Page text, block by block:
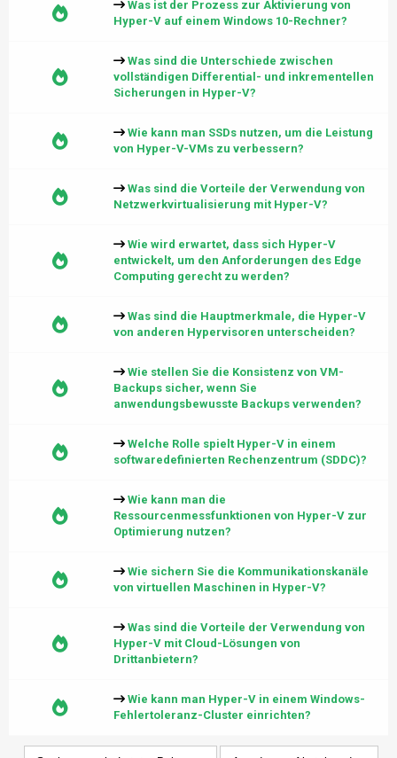
Was ist der Prozess zur Aktivierung von
Hyper-V auf einem Windows 10-Rechner?
Was sind die Unterschiede zwischen
vollständigen Differential- und inkrementellen
Sicherungen in Hyper-V?
Wie kann man SSDs nutzen, um die Leistung
von Hyper-V-VMs zu verbessern?
Was sind die Vorteile der Verwendung von
Netzwerkvirtualisierung mit Hyper-V?
Wie wird erwartet, dass sich Hyper-V
entwickelt, um den Anforderungen des Edge
Computing gerecht zu werden?
Was sind die Hauptmerkmale, die Hyper-V
von anderen Hypervisoren unterscheiden?
Wie stellen Sie die Konsistenz von VM-
Backups sicher, wenn Sie
anwendungsbewusste Backups verwenden?
Welche Rolle spielt Hyper-V in einem
softwaredefinierten Rechenzentrum (SDDC)?
Wie kann man die
Ressourcenmessfunktionen von Hyper-V zur
Optimierung nutzen?
Wie sichern Sie die Kommunikationskanäle
von virtuellen Maschinen in Hyper-V?
Was sind die Vorteile der Verwendung von
Hyper-V mit Cloud-Lösungen von
Drittanbietern?
Wie kann man Hyper-V in einem Windows-
Fehlertoleranz-Cluster einrichten?